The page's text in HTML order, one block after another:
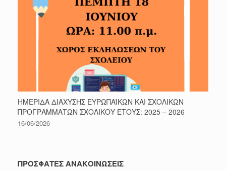
ΗΜΕΡΙΔΑ ΔΙΑΧΥΣΗΣ ΕΥΡΩΠΑΪΚΩΝ ΚΑΙ ΣΧΟΛΙΚΩΝ
ΠΡΟΓΡΑΜΜΑΤΩΝ ΣΧΟΛΙΚΟΥ ΕΤΟΥΣ: 2025 – 2026
16/06/2026
ΠΡΟΣΦΑΤΕΣ ΑΝΑΚΟΙΝΩΣΕΙΣ